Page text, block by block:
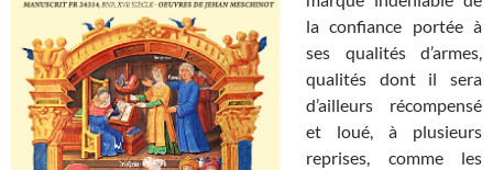
la confiance portée à
ses qualités d’armes,
qualités dont il sera
d’ailleurs récompensé
et loué, à plusieurs
reprises, comme les